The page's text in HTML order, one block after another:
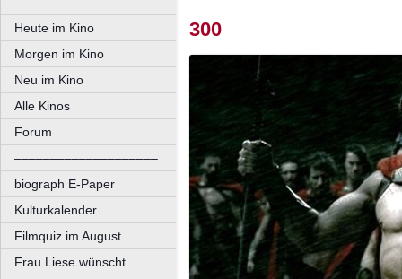
Heute im Kino
Morgen im Kino
Neu im Kino
Alle Kinos
Forum
––––––––––––––––––––
biograph E-Paper
Kulturkalender
Filmquiz im August
Frau Liese wünscht.
300